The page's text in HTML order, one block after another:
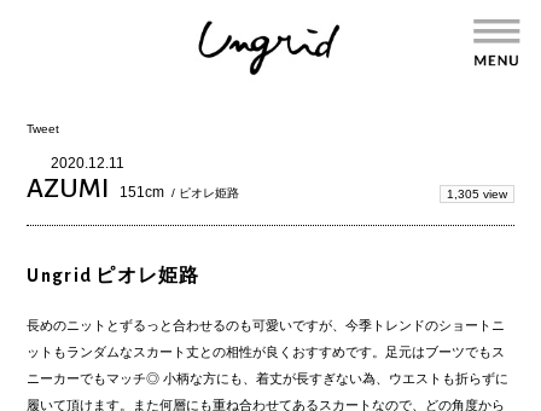
Tweet
2020.12.11
AZUMI 151cm / ピオレ姫路 1,305 view
Ungrid ピオレ姫路
長めのニットとずるっと合わせるのも可愛いですが、今季トレンドのショートニ
ットもランダムなスカート丈との相性が良くおすすめです。足元はブーツでもス
ニーカーでもマッチ◎ 小柄な方にも、着丈が長すぎない為、ウエストも折らずに
履いて頂けます。また何層にも重ね合わせてあるスカートなので、どの角度から